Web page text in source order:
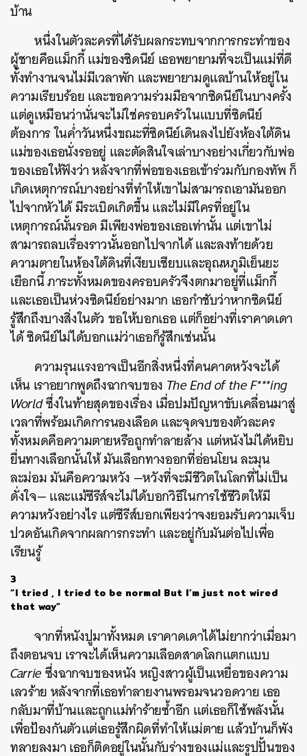
บ้าน
หนึ่งในตัวละครที่ได้รับผลกระทบจากการกระทำของ
ผู้ชายคือแม็กกี้ แม่ของซิดนีย์ เธอพยายามที่จะเป็นแม่ที่ดี
ทั้งทำงานจนไม่มีเวลาพัก และพยายามดูแลบ้านให้อยู่ใน
ความเรียบร้อย และขอความร่วมมือจากซิดนีย์ในบางครั้ง
แต่ดูเหมือนว่านั่นจะไม่ใช่ครอบครัวในแบบที่ซิดนีย์
ต้องการ ในค่ำวันหนึ่งขณะที่ซิดนีย์เดินลงไปยังห้องใต้ดิน
แม่ของเธอนั่งรออยู่ และตัดสินใจเล่าบางอย่างเกี่ยวกับพ่อ
ของเธอให้ฟังว่า หลังจากที่พ่อของเธอเข้าร่วมกับกองทัพ ก็
เกิดเหตุการณ์บางอย่างที่ทำให้เขาไม่สามารถเอามันออก
ไปจากหัวได้ มีระเบิดเกิดขึ้น และไม่มีใครที่อยู่ใน
เหตุการณ์นั้นรอด มีเพียงพ่อของเธอเท่านั้น แต่เขาไม่
สามารถลบเรื่องราวนั้นออกไปจากได้ และลงท้ายด้วย
ความตายในห้องใต้ดินที่เงียบเชียบและอุณหภูมิเย็นยะ
เยือกนี้ ภาระทั้งหมดของครอบครัวจึงตกมาอยู่ที่แม็กกี้
และเธอเป็นห่วงซิดนีย์อย่างมาก เธอกำชับว่าหากซิดนีย์
รู้สึกถึงบางสิ่งในตัว ขอให้บอกเธอ แต่ก็อย่างที่เราคาดเดา
ได้ ซิดนีย์ไม่ได้บอกแม่ว่าเธอก็รู้สึกเช่นนั้น
ความรุนแรงอาจเป็นอีกสิ่งหนึ่งที่คนคาดหวังจะได้
เห็น เราอยากพูดถึงฉากจบของ The End of the F***ing
Worldซึ่งในท้ายสุดของเรื่อง เมื่อปมปัญหาขับเคลื่อนมาสู่
เวลาที่พร้อมเกิดการนองเลือด และจุดจบของตัวละคร
ทั้งหมดคือความตายหรือถูกทำลายล้าง แต่หนังไม่ได้หยิบ
ยื่นทางเลือกนั้นให้ มันเลือกทางออกที่อ่อนโยน ละมุน
ละม่อม มันคือความหวัง —หวังที่จะมีชีวิตในโลกที่ไม่เป็น
ดั่งใจ— และแม้ซีรีส์จะไม่ได้บอกวิธีในการใช้ชีวิตให้มี
ความหวังอย่างไร แต่ซีรีส์บอกเพียงว่าจงยอมรับความเจ็บ
ปวดอันเกิดจากผลการกระทำ และอยู่กับมันต่อไปเพื่อ
เรียนรู้
3
“I tried , I tried to be normal But I’m just not wired
that way”
จากที่หนังปูมาทั้งหมด เราคาดเดาได้ไม่ยากว่าเมื่อมา
ถึงตอนจบ เราจะได้เห็นความเลือดสาดโลกแตกแบบ
Carrieซึ่งฉากจบของหนัง หญิงสาวผู้เป็นเหยื่อของความ
เลวร้าย หลังจากที่เธอทำลายงานพรอมจนวอดวาย เธอ
กลับมาที่บ้านและถูกแม่ทำร้ายซ้ำอีก แต่เธอก็ใช้พลังนั้น
เพื่อป้องกันตัวแต่เธอรู้สึกผิดที่ทำให้แม่ตาย แล้วบ้านก็พัง
ทลายลงมา เธอก็ติดอยู่ในนั้นกับร่างของแม่และรูปปั้นของ